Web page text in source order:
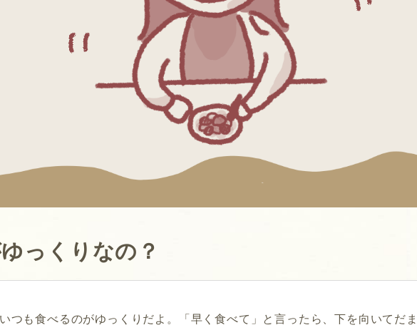
っくりなの？
つも食べるのがゆっくりだよ。「早く食べて」と言ったら、下を向いてだ